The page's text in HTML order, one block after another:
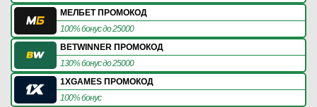
МЕЛБЕТ ПРОМОКОД
100% бонус до 25000
BETWINNER ПРОМОКОД
130% бонус до 25000
1XGAMES ПРОМОКОД
100% бонус